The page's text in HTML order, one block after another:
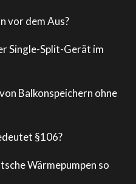
vor dem Aus?
Single-Split-Gerät im
Balkonspeichern ohne
§106?
Wärmepumpen so